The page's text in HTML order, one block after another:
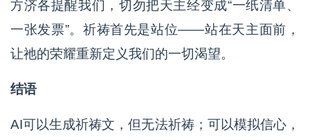
方济各提醒我们，切勿把天主经变成“一纸清单、
一张发票”。祈祷首先是站位——站在天主面前，
让祂的荣耀重新定义我们的一切渴望。
结语
AI可以生成祈祷文，但无法祈祷；可以模拟信心，